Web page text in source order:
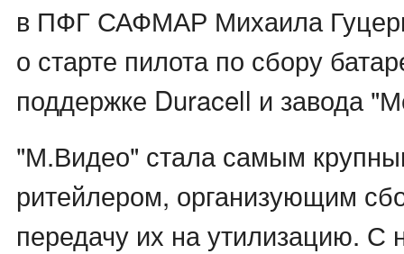
в ПФГ САФМАР Михаила
о старте пилота по сбору
поддержке Duracell и завода
"М.Видео" стала самым
ритейлером, организующим
передачу их на утилизацию. С